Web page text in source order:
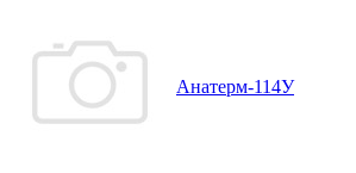
Анатерм-114У